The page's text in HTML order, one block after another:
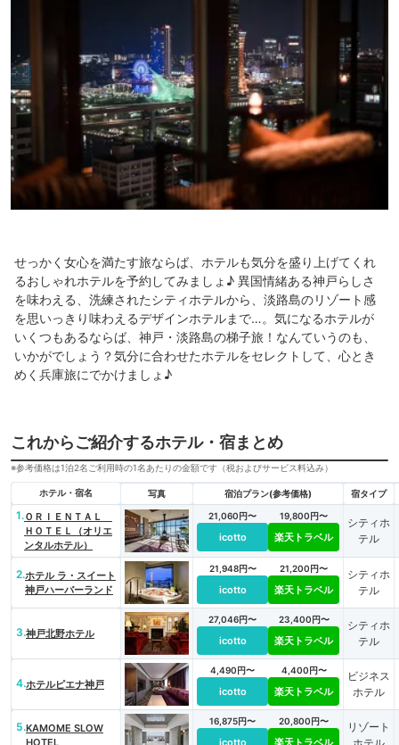
せっかく女心を満たす旅ならば、ホテルも気分を盛り上げてくれ
るおしゃれホテルを予約してみましょ♪ 異国情緒ある神戸らしさ
を味わえる、洗練されたシティホテルから、淡路島のリゾート感
を思いっきり味わえるデザインホテルまで…。気になるホテルが
いくつもあるならば、神戸・淡路島の梯子旅！なんていうのも、
いかがでしょう？気分に合わせたホテルをセレクトして、心とき
めく兵庫旅にでかけましょ♪
これからご紹介するホテル・宿まとめ
※参考価格は1泊2名ご利用時の1名あたりの金額です（税およびサービス料込み）
ホテル・宿名 写真 宿泊プラン(参考価格) 宿タイプ
1.ＯＲＩＥＮＴＡＬ
ＨＯＴＥＬ（オリエ
ンタルホテル）
21,060円〜
icotto
19,800円〜
楽天トラベル
シティホ
テル
2.ホテル ラ・スイート
神戸ハーバーランド
21,948円〜
icotto
21,200円〜
楽天トラベル
シティホ
テル
3.神戸北野ホテル
27,046円〜
icotto
23,400円〜
楽天トラベル
シティホ
テル
4.ホテルピエナ神戸
4,490円〜
icotto
4,400円〜
楽天トラベル
ビジネス
ホテル
5.KAMOME SLOW
HOTEL
16,875円〜
icotto
20,800円〜
楽天トラベル
リゾート
ホテル